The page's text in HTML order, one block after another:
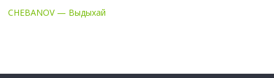
CHEBANOV — Выдыхай